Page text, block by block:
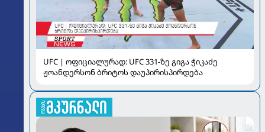
UFC | ოფიციალურად: UFC 331-ზე გიგა ჭიკაძე
ჟოანდერსონ ბრიტოს დაუპირისპირდება